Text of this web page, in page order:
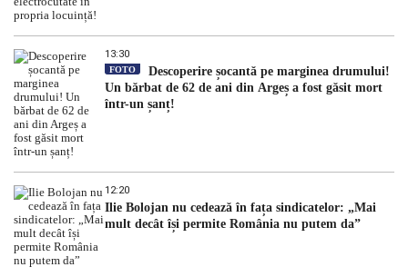
13:30
FOTO
Descoperire șocantă pe marginea drumului!
Un bărbat de 62 de ani din Argeș a fost găsit mort
într-un șanț!
12:20
Ilie Bolojan nu cedează în fața sindicatelor: „Mai
mult decât își permite România nu putem da”